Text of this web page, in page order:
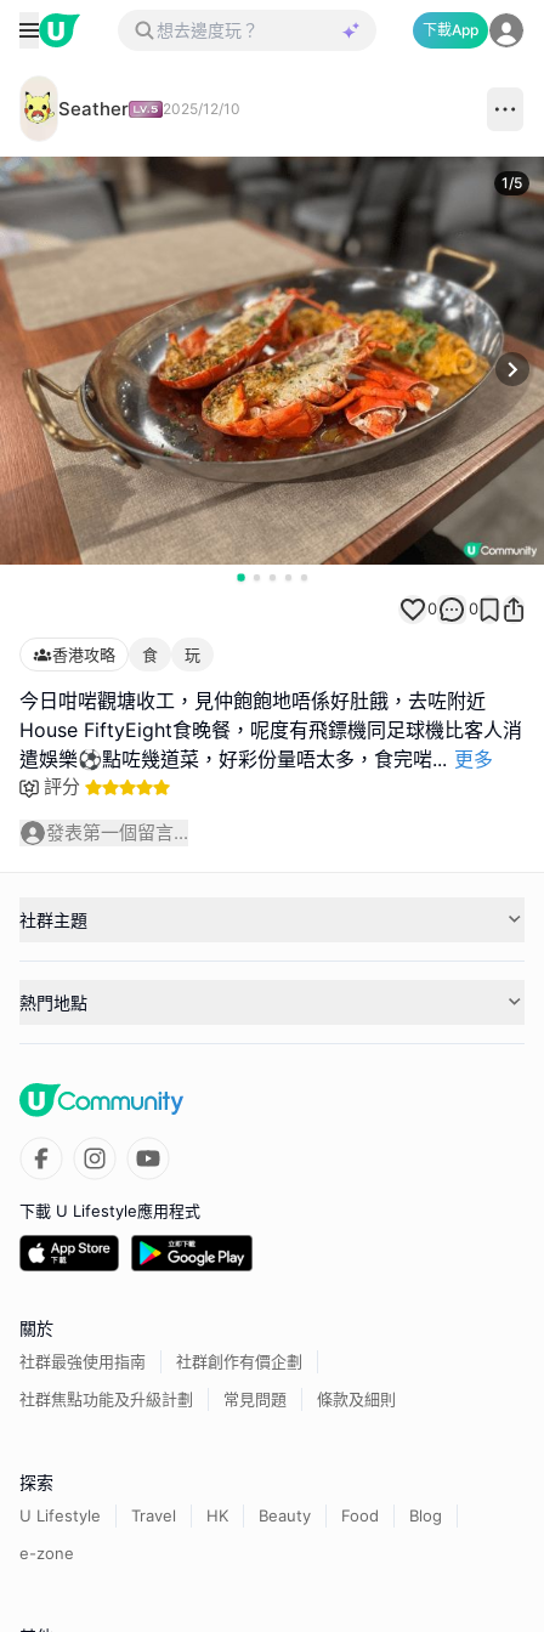
下載App
Seather 2025/12/10
1/5
0 0
香港攻略 食 玩
今日咁啱觀塘收工，見仲飽飽地唔係好肚餓，去咗附近
House FiftyEight食晚餐，呢度有飛鏢機同足球機比客人消
遣娛樂⚽️點咗幾道菜，好彩份量唔太多，食完啱... 更多
評分
發表第一個留言...
社群主題
熱門地點
下載 U Lifestyle應用程式
關於
社群最強使用指南
社群創作有價企劃
社群焦點功能及升級計劃
常見問題 條款及細則
探索
U Lifestyle Travel HK Beauty Food
Blog
e-zone